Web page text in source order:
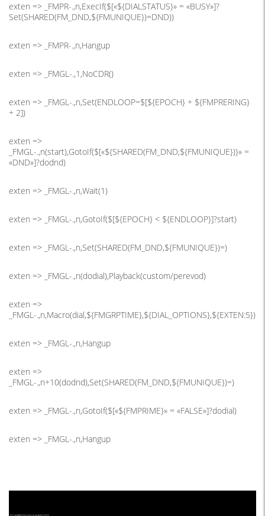
exten => _FMPR-.,n,ExecIf($[«${DIALSTATUS}» = «BUSY»]?
Set(SHARED(FM_DND,${FMUNIQUE})=DND))
exten => _FMPR-.,n,Hangup
exten => _FMGL-.,1,NoCDR()
exten => _FMGL-.,n,Set(ENDLOOP=$[${EPOCH} + ${FMPRERING}
+ 2])
exten =>
_FMGL-.,n(start),GotoIf($[«${SHARED(FM_DND,${FMUNIQUE})}» =
«DND»]?dodnd)
exten => _FMGL-.,n,Wait(1)
exten => _FMGL-.,n,GotoIf($[${EPOCH} < ${ENDLOOP}]?start)
exten => _FMGL-.,n,Set(SHARED(FM_DND,${FMUNIQUE})=)
exten => _FMGL-.,n(dodial),Playback(custom/perevod)
exten =>
_FMGL-.,n,Macro(dial,${FMGRPTIME},${DIAL_OPTIONS},${EXTEN:5})
exten => _FMGL-.,n,Hangup
exten =>
_FMGL-.,n+10(dodnd),Set(SHARED(FM_DND,${FMUNIQUE})=)
exten => _FMGL-.,n,GotoIf($[«${FMPRIME}» = «FALSE»]?dodial)
exten => _FMGL-.,n,Hangup